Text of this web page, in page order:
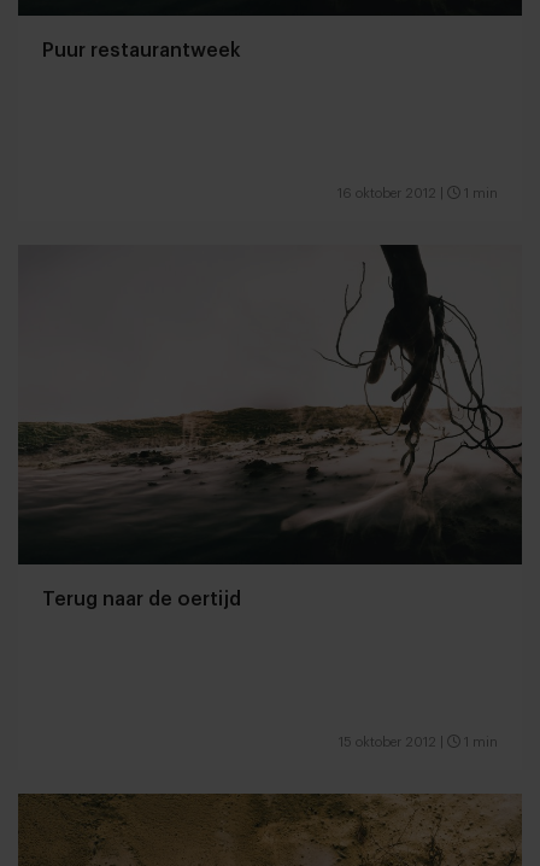
Puur restaurantweek
16 oktober 2012 1 min
Terug naar de oertijd
15 oktober 2012 1 min